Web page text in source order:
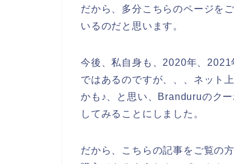
だから、多分こちらのページを
いるのだと思います。
今後、私自身も、2020年、
ではあるのですが、、、ネット
かも♪、と思い、Branduruのク
してみることにしました。
だから、こちらの記事をご覧の